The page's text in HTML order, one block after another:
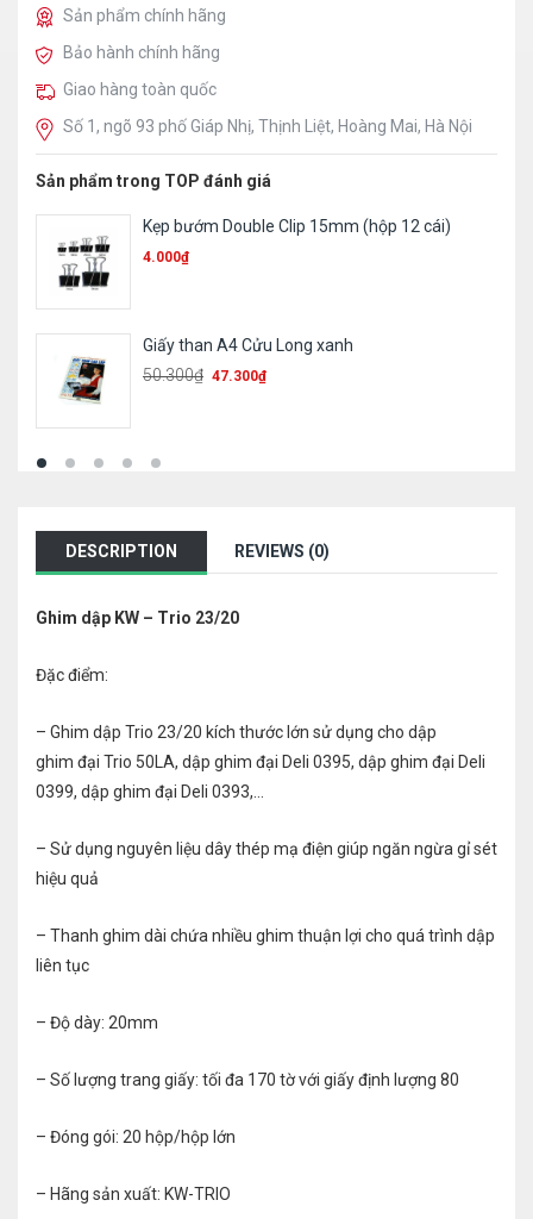
Sản phẩm chính hãng
Bảo hành chính hãng
Giao hàng toàn quốc
Số 1, ngõ 93 phố Giáp Nhị, Thịnh Liệt, Hoàng Mai, Hà Nội
Sản phẩm trong TOP đánh giá
Bút chì 2B – Batos
1.700₫
Sổ 360 card cứng/ mềm
78.600₫
DESCRIPTION REVIEWS (0)
Ghim dập KW – Trio 23/20
Đặc điểm:
– Ghim dập Trio 23/20 kích thước lớn sử dụng cho dập
ghim đại Trio 50LA, dập ghim đại Deli 0395, dập ghim đại Deli
0399, dập ghim đại Deli 0393,…
– Sử dụng nguyên liệu dây thép mạ điện giúp ngăn ngừa gỉ sét
hiệu quả
– Thanh ghim dài chứa nhiều ghim thuận lợi cho quá trình dập
liên tục
– Độ dày: 20mm
– Số lượng trang giấy: tối đa 170 tờ với giấy định lượng 80
– Đóng gói: 20 hộp/hộp lớn
– Hãng sản xuất: KW-TRIO